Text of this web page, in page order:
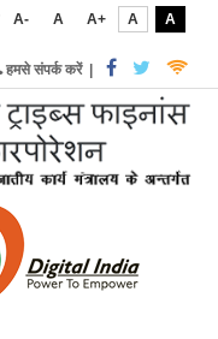
A- A A+ A
A
हमसे संपर्क करें|